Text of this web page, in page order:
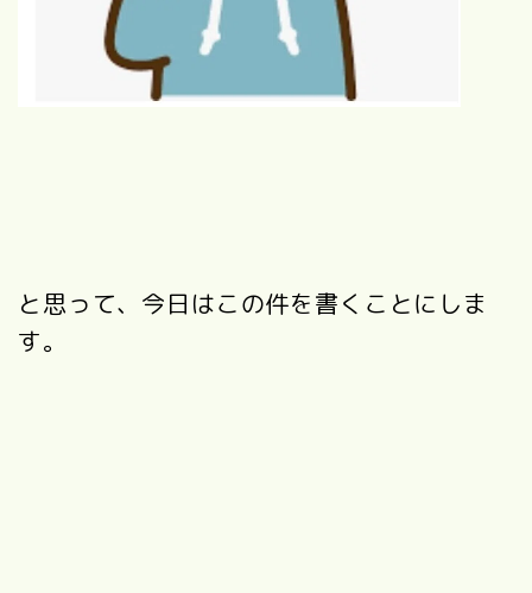
と思って、今日はこの件を書くことにしま
す。